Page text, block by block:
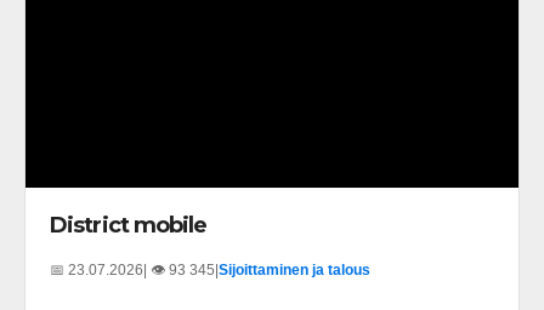
District mobile
📅 23.07.2026| 👁️ 93 345|Sijoittaminen ja talous